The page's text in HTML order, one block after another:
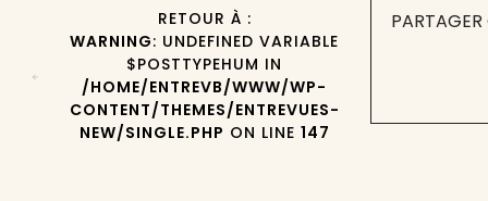
RETOUR À :
WARNING: UNDEFINED VARIABLE
$POSTTYPEHUM IN
/HOME/ENTREVB/WWW/WP-
CONTENT/THEMES/ENTREVUES-
NEW/SINGLE.PHP ON LINE 147